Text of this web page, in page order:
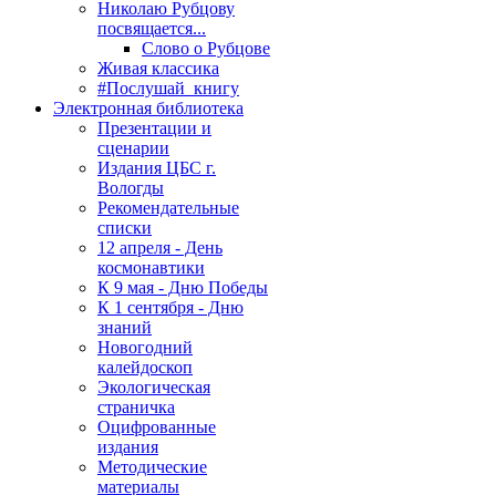
Николаю Рубцову
посвящается...
Слово о Рубцове
Живая классика
#Послушай_книгу
Электронная библиотека
Презентации и
сценарии
Издания ЦБС г.
Вологды
Рекомендательные
списки
12 апреля - День
космонавтики
К 9 мая - Дню Победы
К 1 сентября - Дню
знаний
Новогодний
калейдоскоп
Экологическая
страничка
Оцифрованные
издания
Методические
материалы